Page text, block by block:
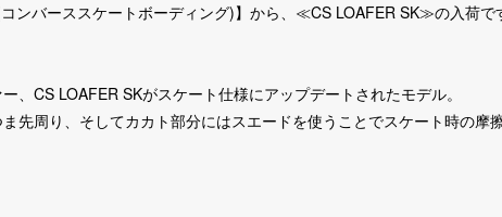
コンバーススケートボーディング)】から、≪CS LOAFER SK≫の入荷で
、CS LOAFER SKがスケート仕様にアップデートされたモデル。
先周り、そしてカカト部分にはスエードを使うことでスケート時の摩